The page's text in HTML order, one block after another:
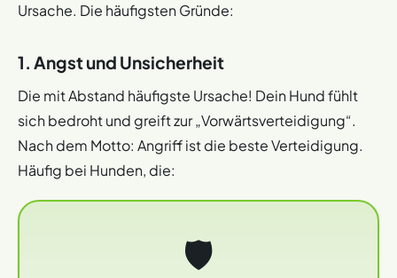
Ursache. Die häufigsten Gründe:
1. Angst und Unsicherheit
Die mit Abstand häufigste Ursache! Dein Hund fühlt
sich bedroht und greift zur „Vorwärtsverteidigung“.
Nach dem Motto: Angriff ist die beste Verteidigung.
Häufig bei Hunden, die:
🛡